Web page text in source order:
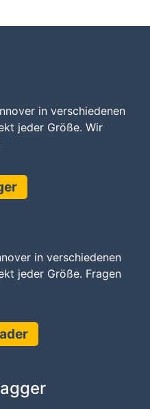
in verschiedenen
jeder Größe. Wir
in verschiedenen
jeder Größe. Fragen